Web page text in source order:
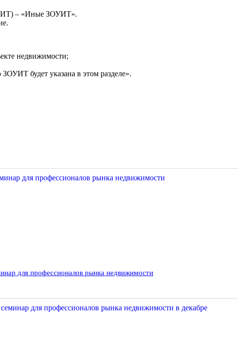
– «Иные ЗОУИТ».
недвижимости;
будет указана в этом разделе».
для профессионалов рынка недвижимости